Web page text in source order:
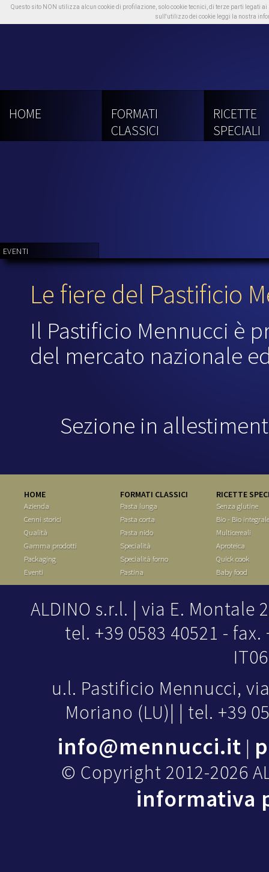
EVENTI
HOME
FORMATI
CLASSICI
RICETTE
SPECIALI
Le fiere del Pastificio
Il Pastificio Mennucci è
del mercato nazionale
Sezione in
HOME
Azienda
Cenni storici
Qualità
Gamma prodotti
Packaging
Eventi
FORMATI CLASSICI
Pasta lunga
Pasta corta
Pasta nido
Specialità
Specialità forno
Pastina
RICETTE
Senza glutine
Bio - Bio integrale
Multicereali
Aproteica
Quick cook
Baby food
ALDINO s.r.l. | via E. Montale
tel. +39 0583 40521 - fax.
u.l. Pastificio Mennucci,
Moriano (LU)| | tel. +39
info@mennucci.it |
© Copyright 2012-2026
informativa
Questo sito NON utilizza alcun cookie di profilazione, solo cookie tecnici, di terze parti legati
sull'utilizzo dei cookie leggi la nostra